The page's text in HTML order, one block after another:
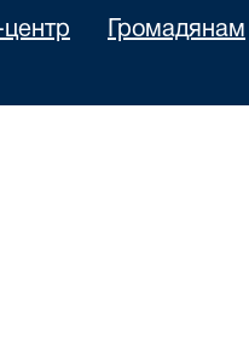
центр Громадянам